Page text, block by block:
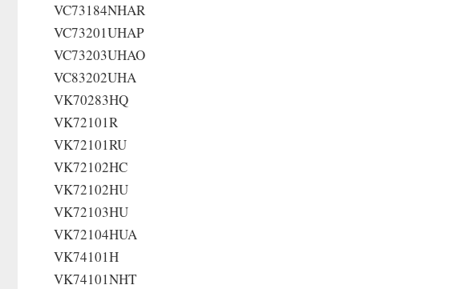
VC73184NHAR
VC73201UHAP
VC73203UHAO
VC83202UHA
VK70283HQ
VK72101R
VK72101RU
VK72102HC
VK72102HU
VK72103HU
VK72104HUA
VK74101H
VK74101NHT